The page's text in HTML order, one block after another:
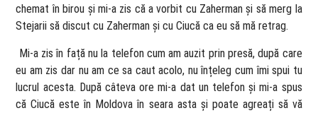
chemat în birou și mi-a zis că a vorbit cu Zaherman și să merg la
Stejarii să discut cu Zaherman și cu Ciucă ca eu să mă retrag.
Mi-a zis în față nu la telefon cum am auzit prin presă, după care
eu am zis dar nu am ce sa caut acolo, nu înțeleg cum îmi spui tu
lucrul acesta. După câteva ore mi-a dat un telefon și mi-a spus
că Ciucă este în Moldova în seara asta și poate agreați să vă